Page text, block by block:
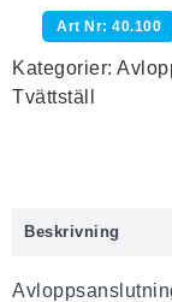
Art Nr: 40.100
Kategorier:
Tvättställ
Beskrivning